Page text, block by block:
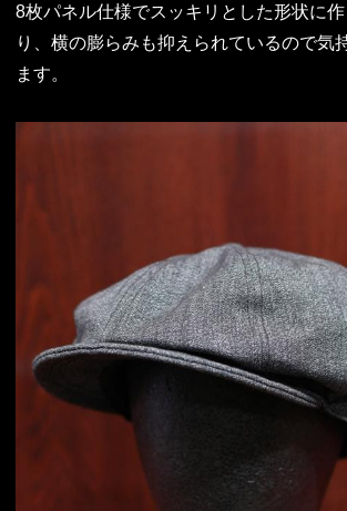
8枚パネル仕様でスッキリとした形状に
り、横の膨らみも抑えられているので気
ます。